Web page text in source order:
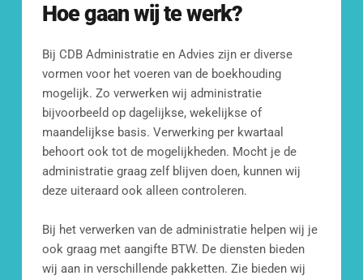
Hoe gaan wij te werk?
Bij CDB Administratie en Advies zijn er diverse
vormen voor het voeren van de boekhouding
mogelijk. Zo verwerken wij administratie
bijvoorbeeld op dagelijkse, wekelijkse of
maandelijkse basis. Verwerking per kwartaal
behoort ook tot de mogelijkheden. Mocht je de
administratie graag zelf blijven doen, kunnen wij
deze uiteraard ook alleen controleren.
Bij het verwerken van de administratie helpen wij je
ook graag met aangifte BTW. De diensten bieden
wij aan in verschillende pakketten. Zie bieden wij